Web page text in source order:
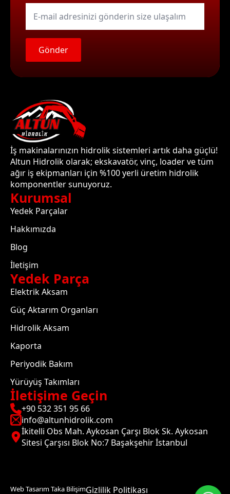
E-
mail
Gönder
İş makinalarınızın hidrolik sistemleri artık daha güçlü!
Altun Hidrolik olarak; ekskavatör, vinç, loader ve tüm
ağır iş ekipmanları için %100 yerli üretim hidrolik
komponentler sunuyoruz.
Kurumsal
Yedek Parçalar
Hakkımızda
Blog
İletişim
Yedek Parça
Elektrik Aksam
Güç Aktarım Organları
Hidrolik Aksam
Kaporta
Periyodik Bakım
Yürüyüş Takımları
İletişime Geçin
+90 532 351 95 66
info@altunhidrolik.com
İkitelli Obs Mah. Aykosan Çarşı Blok Sk. Aykosan
Sitesi Çarşısı Blok No:7 Başakşehir İstanbul
Web Tasarım Taka BilişimGizlilik Politikası